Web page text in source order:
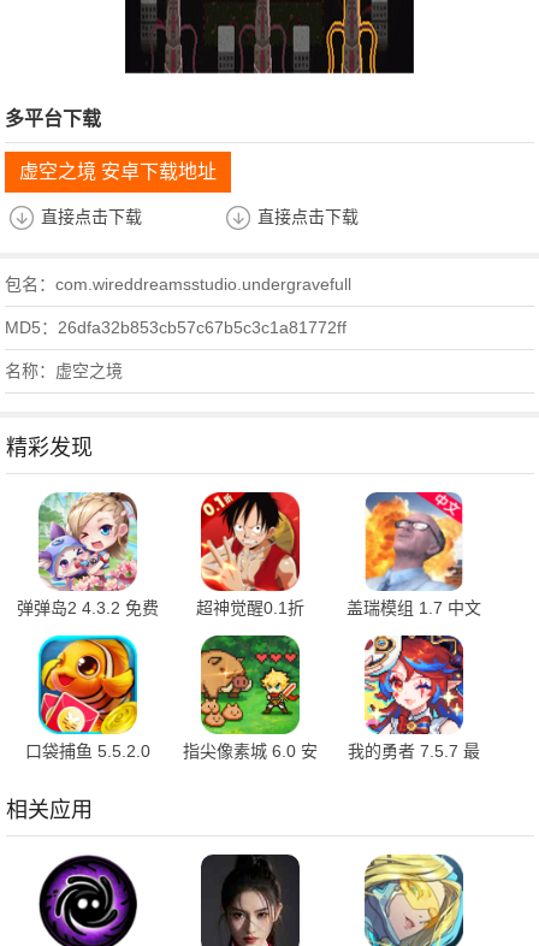
多平台下载
虚空之境 安卓下载地址
直接点击下载 直接点击下载
包名：com.wireddreamsstudio.undergravefull
MD5：26dfa32b853cb57c67b5c3c1a81772ff
名称：虚空之境
精彩发现
弹弹岛2 4.3.2 免费
版
超神觉醒0.1折
1.0.1 官方版
盖瑞模组 1.7 中文
版
口袋捕鱼 5.5.2.0
指尖像素城 6.0 安
我的勇者 7.5.7 最
相关应用